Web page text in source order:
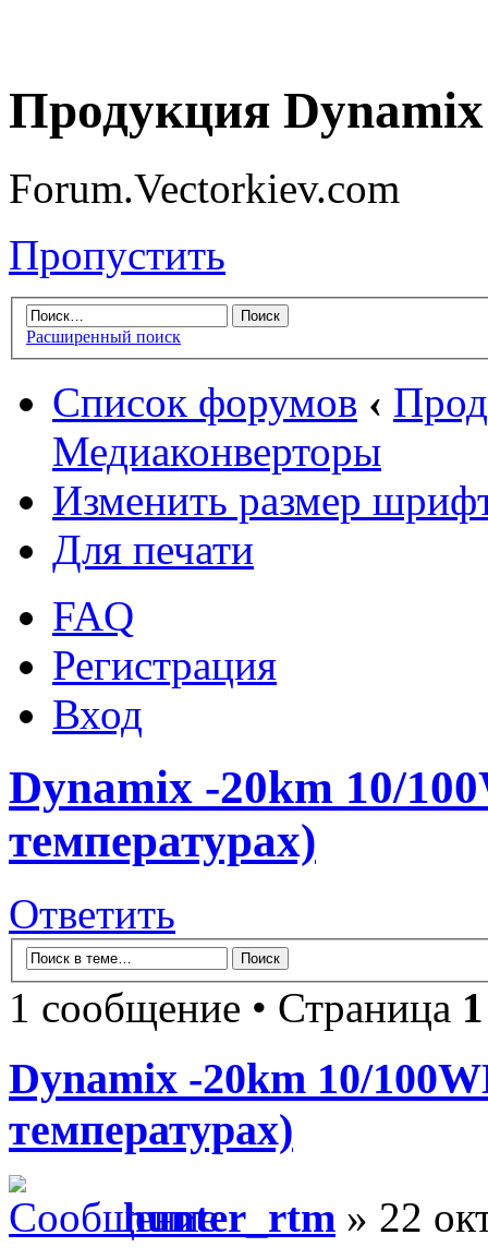
Продукция
Forum.Vectorkiev.com
Пропустить
Расширенный поиск
Список форумов ‹
Медиаконверторы
Изменить размер
Для печати
FAQ
Регистрация
Вход
Dynamix -20km 10/
температурах)
Ответить
1 сообщение • Страница 1
Dynamix -20km 10/
температурах)
hunter_rtm » 22